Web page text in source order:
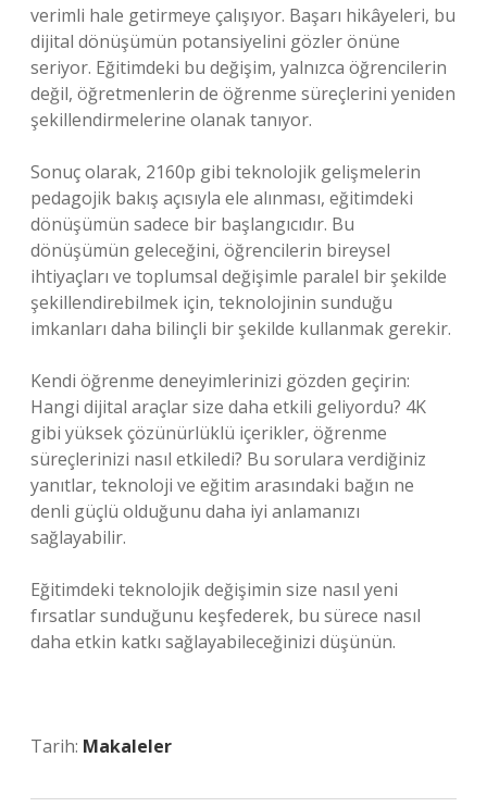
verimli hale getirmeye çalışıyor. Başarı hikâyeleri, bu
dijital dönüşümün potansiyelini gözler önüne
seriyor. Eğitimdeki bu değişim, yalnızca öğrencilerin
değil, öğretmenlerin de öğrenme süreçlerini yeniden
şekillendirmelerine olanak tanıyor.
Sonuç olarak, 2160p gibi teknolojik gelişmelerin
pedagojik bakış açısıyla ele alınması, eğitimdeki
dönüşümün sadece bir başlangıcıdır. Bu
dönüşümün geleceğini, öğrencilerin bireysel
ihtiyaçları ve toplumsal değişimle paralel bir şekilde
şekillendirebilmek için, teknolojinin sunduğu
imkanları daha bilinçli bir şekilde kullanmak gerekir.
Kendi öğrenme deneyimlerinizi gözden geçirin:
Hangi dijital araçlar size daha etkili geliyordu? 4K
gibi yüksek çözünürlüklü içerikler, öğrenme
süreçlerinizi nasıl etkiledi? Bu sorulara verdiğiniz
yanıtlar, teknoloji ve eğitim arasındaki bağın ne
denli güçlü olduğunu daha iyi anlamanızı
sağlayabilir.
Eğitimdeki teknolojik değişimin size nasıl yeni
fırsatlar sunduğunu keşfederek, bu sürece nasıl
daha etkin katkı sağlayabileceğinizi düşünün.
Tarih: Makaleler